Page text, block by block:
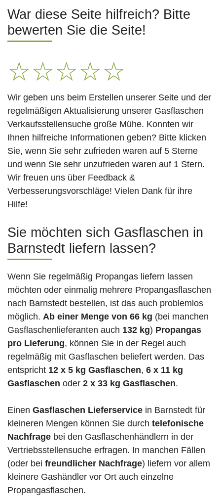
War diese Seite hilfreich? Bitte
bewerten Sie die Seite!
☆☆☆☆☆
Wir geben uns beim Erstellen unserer Seite und der
regelmäßigen Aktualisierung unserer Gasflaschen
Verkaufsstellensuche große Mühe. Konnten wir
Ihnen hilfreiche Informationen geben? Bitte klicken
Sie, wenn Sie sehr zufrieden waren auf 5 Sterne
und wenn Sie sehr unzufrieden waren auf 1 Stern.
Wir freuen uns über Feedback &
Verbesserungsvorschläge! Vielen Dank für ihre
Hilfe!
Sie möchten sich Gasflaschen in
Barnstedt liefern lassen?
Wenn Sie regelmäßig Propangas liefern lassen
möchten oder einmalig mehrere Propangasflaschen
nach Barnstedt bestellen, ist das auch problemlos
möglich. Ab einer Menge von 66 kg (bei manchen
Gasflaschenlieferanten auch 132 kg) Propangas
pro Lieferung, können Sie in der Regel auch
regelmäßig mit Gasflaschen beliefert werden. Das
entspricht 12 x 5 kg Gasflaschen, 6 x 11 kg
Gasflaschen oder 2 x 33 kg Gasflaschen.
Einen Gasflaschen Lieferservice in Barnstedt für
kleineren Mengen können Sie durch telefonische
Nachfrage bei den Gasflaschenhändlern in der
Vertriebsstellensuche erfragen. In manchen Fällen
(oder bei freundlicher Nachfrage) liefern vor allem
kleinere Gashändler vor Ort auch einzelne
Propangasflaschen.